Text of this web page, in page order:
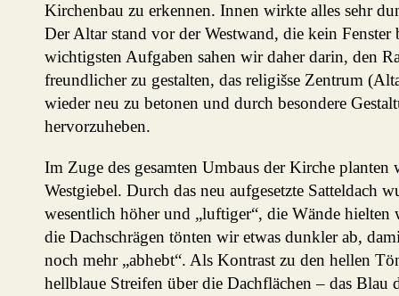
Kirchenbau zu erkennen. Innen wirkte alles sehr
Der Altar stand vor der Westwand, die kein Fenster
wichtigsten Aufgaben sahen wir daher darin, den
freundlicher zu gestalten, das religišse Zentrum
wieder neu zu betonen und durch besondere
hervorzuheben.
Im Zuge des gesamten Umbaus der Kirche planten
Westgiebel. Durch das neu aufgesetzte Satteldach
wesentlich höher und „luftiger“, die Wände hielten
die Dachschrägen tönten wir etwas dunkler ab,
noch mehr „abhebt“. Als Kontrast zu den hellen
hellblaue Streifen über die Dachflächen – das Blau